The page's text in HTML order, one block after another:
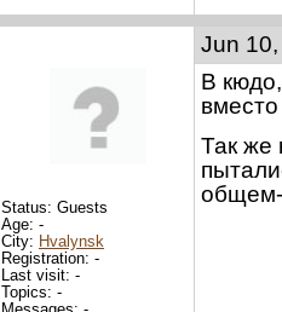
Jun
В
Так же
общем-
Status: Guests
Age: -
City: Hvalynsk
Registration: -
Last visit: -
Topics: -